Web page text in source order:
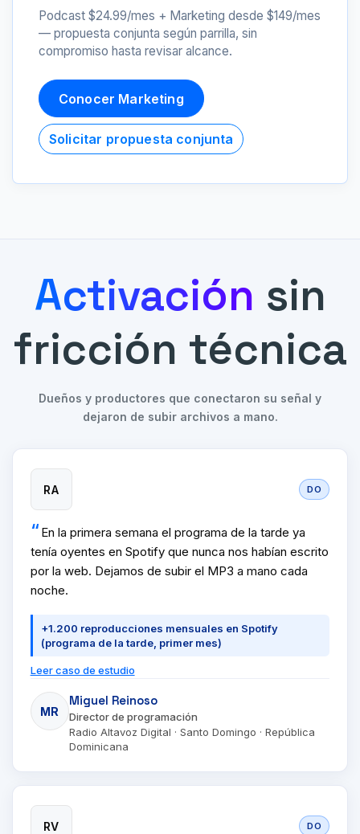
Podcast $24.99/mes + Marketing desde $149/mes
— propuesta conjunta según parrilla, sin
compromiso hasta revisar alcance.
Conocer Marketing
Solicitar propuesta conjunta
Activación sin
fricción técnica
Dueños y productores que conectaron su señal y
dejaron de subir archivos a mano.
RA DO
En la primera semana el programa de la tarde ya
tenía oyentes en Spotify que nunca nos habían escrito
por la web. Dejamos de subir el MP3 a mano cada
noche.
+1.200 reproducciones mensuales en Spotify
(programa de la tarde, primer mes)
Leer caso de estudio
MR
Miguel Reinoso
Director de programación
Radio Altavoz Digital · Santo Domingo · República
Dominicana
RV DO